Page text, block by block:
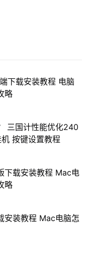
下载安装教程 电脑
略
三国计性能优化240
按键设置教程
下载安装教程 Mac电
略
安装教程 Mac电脑怎